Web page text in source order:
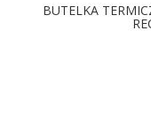
BUTELKA